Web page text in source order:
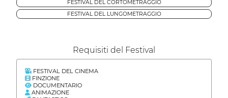
FESTIVAL DEL CORTOMETRAGGIO
FESTIVAL DEL LUNGOMETRAGGIO
Requisiti del Festival
FESTIVAL DEL CINEMA
FINZIONE
DOCUMENTARIO
ANIMAZIONE